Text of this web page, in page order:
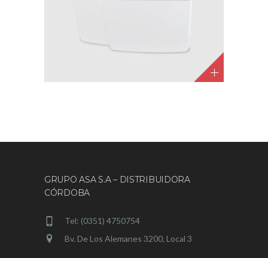
GRUPO ASA S.A – DISTRIBUIDORA
CÓRDOBA
Tel: (0351) 4750754
Bv. De Los Alemanes 3200, Local 3